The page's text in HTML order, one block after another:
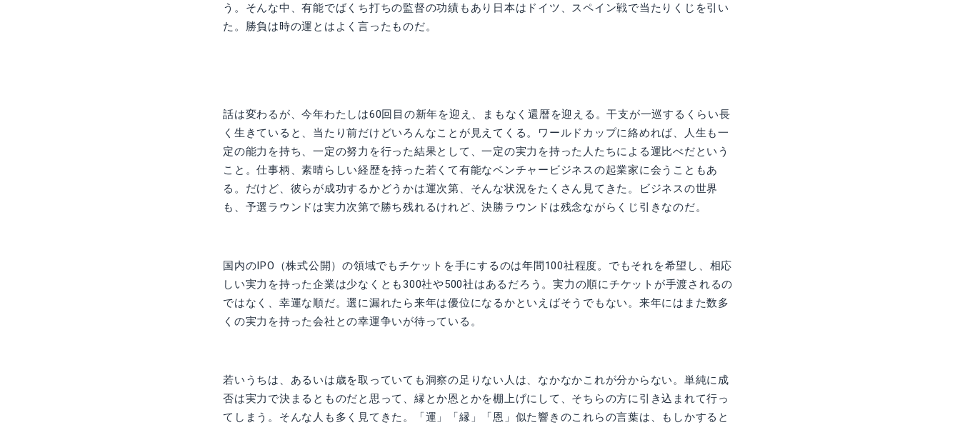
う。そんな中、有能でばくち打ちの監督の功績もあり日本はドイツ、スペイン戦で当たりくじを引い
た。勝負は時の運とはよく言ったものだ。
話は変わるが、今年わたしは60回目の新年を迎え、まもなく還暦を迎える。干支が一巡するくらい長
く生きていると、当たり前だけどいろんなことが見えてくる。ワールドカップに絡めれば、人生も一
定の能力を持ち、一定の努力を行った結果として、一定の実力を持った人たちによる運比べだという
こと。仕事柄、素晴らしい経歴を持った若くて有能なベンチャービジネスの起業家に会うこともあ
る。だけど、彼らが成功するかどうかは運次第、そんな状況をたくさん見てきた。ビジネスの世界
も、予選ラウンドは実力次第で勝ち残れるけれど、決勝ラウンドは残念ながらくじ引きなのだ。
国内のIPO（株式公開）の領域でもチケットを手にするのは年間100社程度。でもそれを希望し、相応
しい実力を持った企業は少なくとも300社や500社はあるだろう。実力の順にチケットが手渡されるの
ではなく、幸運な順だ。選に漏れたら来年は優位になるかといえばそうでもない。来年にはまた数多
くの実力を持った会社との幸運争いが待っている。
若いうちは、あるいは歳を取っていても洞察の足りない人は、なかなかこれが分からない。単純に成
否は実力で決まるとものだと思って、縁とか恩とかを棚上げにして、そちらの方に引き込まれて行っ
てしまう。そんな人も多く見てきた。「運」「縁」「恩」似た響きのこれらの言葉は、もしかすると